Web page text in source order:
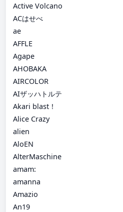
Active Volcano
ACはせべ
ae
AFFLE
Agape
AHOBAKA
AIRCOLOR
AIザッハトルテ
Akari blast！
Alice Crazy
alien
AloEN
AlterMaschine
amam:
amanna
Amazio
An19